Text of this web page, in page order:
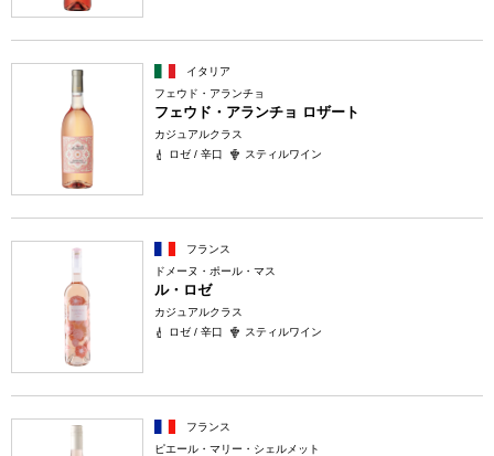
イタリア
フェウド・アランチョ
フェウド・アランチョ ロザート
カジュアルクラス
ロゼ / 辛口
スティルワイン
フランス
ドメーヌ・ポール・マス
ル・ロゼ
カジュアルクラス
ロゼ / 辛口
スティルワイン
フランス
ピエール・マリー・シェルメット